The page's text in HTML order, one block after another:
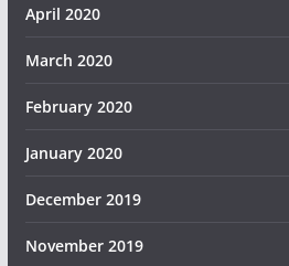
April 2020
March 2020
February 2020
January 2020
December 2019
November 2019